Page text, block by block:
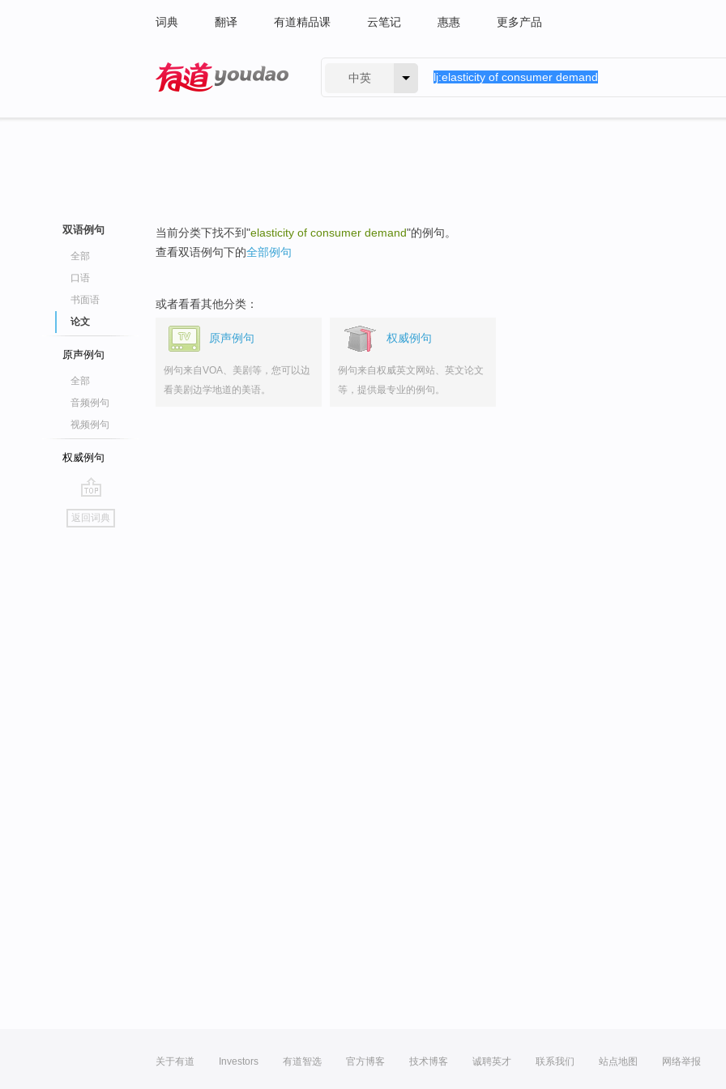
词典 翻译 有道精品课 云笔记 惠惠 更多产品
中英
双语例句
全部
口语
书面语
论文
原声例句
全部
音频例句
视频例句
权威例句
go
top
返回词典
当前分类下找不到"elasticity of consumer demand"的例句。
查看双语例句下的全部例句
或者看看其他分类：
原声例句
例句来自VOA、美剧等，您可以边
看美剧边学地道的美语。
权威例句
例句来自权威英文网站、英文论文
等，提供最专业的例句。
关于有道 Investors 有道智选 官方博客 技术博客 诚聘英才 联系我们 站点地图 网络举报